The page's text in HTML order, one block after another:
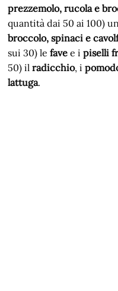
prezzemolo, rucola e
quantità dai 50 ai 100)
broccolo, spinaci e
sui 30) lefavee ipiselli
50) ilradicchio, i
lattuga.